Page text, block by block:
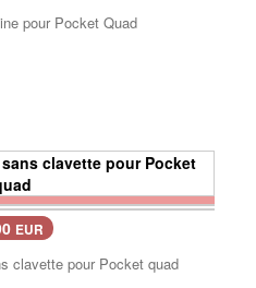
pour Pocket Quad
EUR
clavette pour Pocket quad